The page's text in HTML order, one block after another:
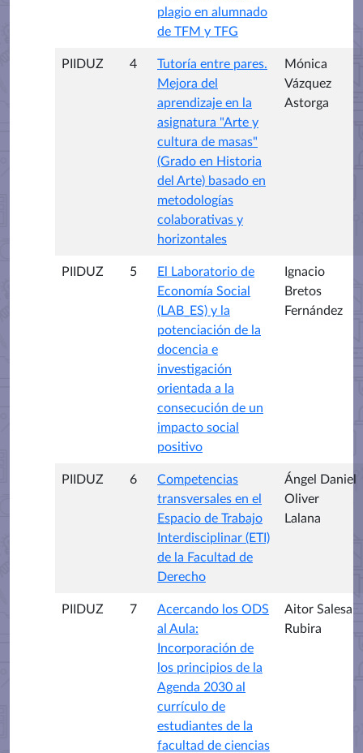
plagio en alumnado
de TFM y TFG
PIIDUZ 4
Tutoría entre pares.
Mejora del
aprendizaje en la
asignatura "Arte y
cultura de masas"
(Grado en Historia
del Arte) basado en
metodologías
colaborativas y
horizontales
Mónica
Vázquez
Astorga
PIIDUZ 5
El Laboratorio de
Economía Social
(LAB_ES) y la
potenciación de la
docencia e
investigación
orientada a la
consecución de un
impacto social
positivo
Ignacio
Bretos
Fernández
PIIDUZ 6
Competencias
transversales en el
Espacio de Trabajo
Interdisciplinar (ETI)
de la Facultad de
Derecho
Ángel Daniel
Oliver
Lalana
PIIDUZ 7
Acercando los ODS
al Aula:
Incorporación de
los principios de la
Agenda 2030 al
currículo de
estudiantes de la
facultad de ciencias
Aitor Salesa
Rubira